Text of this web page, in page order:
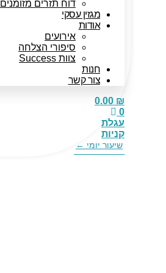
דוח תזרים מזומנים
מגזין עסקי
אודות
אירועים
סיפורי הצלחה
צוות Success
חנות
צור קשר
0.00 ₪
0
עגלת
קניות
שיעור יומי ←